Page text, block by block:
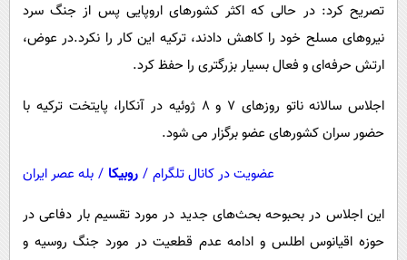
محیط زیست
سلامت
فرهنگی
بین الملل
اجتماعی
سیاست خارجی
تصریح کرد: در حالی که اکثر کشورهای اروپایی پس از جنگ سرد
نیروهای مسلح خود را کاهش دادند، ترکیه این کار را نکرد.در عوض،
ارتش حرفه‌ای و فعال بسیار بزرگتری را حفظ کرد.
اجلاس سالانه ناتو روزهای ۷ و ۸ ژوئیه در آنکارا، پایتخت ترکیه با
حضور سران کشورهای عضو برگزار می شود.
عضویت در کانال تلگرام / روبیکا / بله عصر ایران
این اجلاس در بحبوحه بحث‌های جدید در مورد تقسیم بار دفاعی در
حوزه اقیانوس اطلس و ادامه عدم قطعیت در مورد جنگ روسیه و